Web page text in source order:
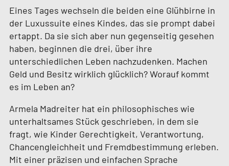
Eines Tages wechseln die beiden eine Glühbirne in
der Luxussuite eines Kindes, das sie prompt dabei
ertappt. Da sie sich aber nun gegenseitig gesehen
haben, beginnen die drei, über ihre
unterschiedlichen Leben nachzudenken. Machen
Geld und Besitz wirklich glücklich? Worauf kommt
es im Leben an?
Armela Madreiter hat ein philosophisches wie
unterhaltsames Stück geschrieben, in dem sie
fragt, wie Kinder Gerechtigkeit, Verantwortung,
Chancengleichheit und Fremdbestimmung erleben.
Mit einer präzisen und einfachen Sprache